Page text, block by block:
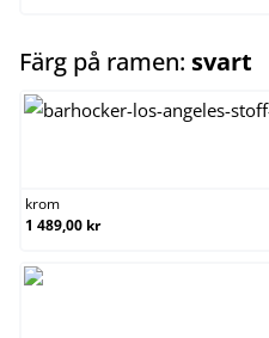
Färg på ramen: svart
krom
1 489,00 kr